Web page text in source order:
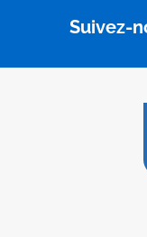
Suivez-